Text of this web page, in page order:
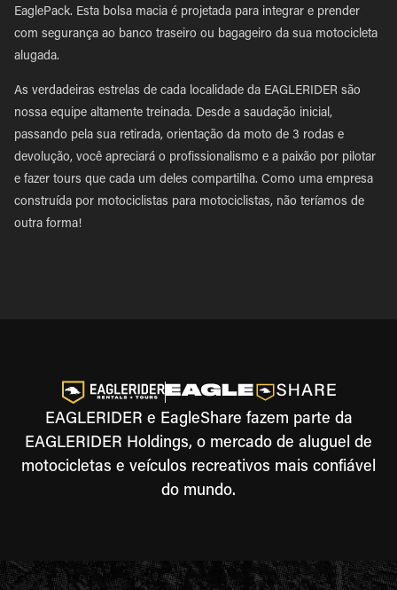
EaglePack. Esta bolsa macia é projetada para integrar e prender
com segurança ao banco traseiro ou bagageiro da sua motocicleta
alugada.
As verdadeiras estrelas de cada localidade da EAGLERIDER são
nossa equipe altamente treinada. Desde a saudação inicial,
passando pela sua retirada, orientação da moto de 3 rodas e
devolução, você apreciará o profissionalismo e a paixão por pilotar
e fazer tours que cada um deles compartilha. Como uma empresa
construída por motociclistas para motociclistas, não teríamos de
outra forma!
EAGLERIDER e EagleShare fazem parte da
EAGLERIDER Holdings, o mercado de aluguel de
motocicletas e veículos recreativos mais confiável
do mundo.